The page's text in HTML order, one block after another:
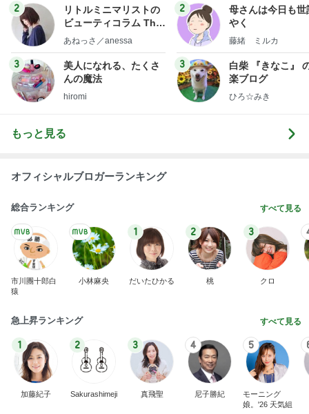
2
リトルミニマリストの
ビューティコラム The
little minimalist's bea
あねっさ／anessa
3
美人になれる、たくさ
んの魔法
hiromi
2
母さんは今日も世
やく
藤緒 ミルカ
3
白柴 『きなこ』
楽ブログ
ひろ☆みき
もっと見る
オフィシャルブロガーランキング
総合ランキング すべて見る
市川團十郎白
猿
小林麻央
1
だいたひかる
2
桃
3
クロ
急上昇ランキング すべて見る
1
加藤紀子
2
Sakurashimeji
3
真飛聖
4
尼子勝紀
5
モーニング
娘。'26 天気組